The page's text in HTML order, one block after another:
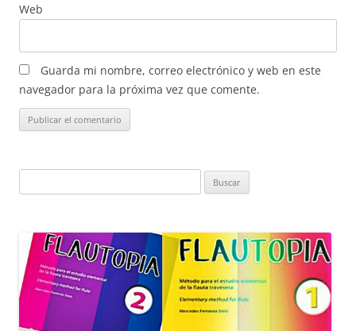
Web
Guarda mi nombre, correo electrónico y web en este
navegador para la próxima vez que comente.